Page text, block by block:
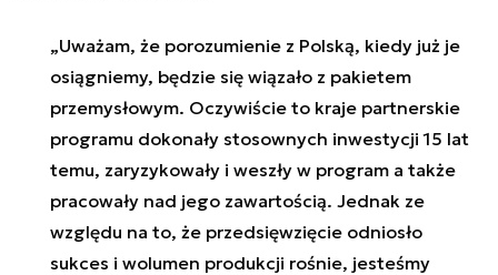
„Uważam, że porozumienie z Polską, kiedy już je
osiągniemy, będzie się wiązało z pakietem
przemysłowym. Oczywiście to kraje partnerskie
programu dokonały stosownych inwestycji 15 lat
temu, zaryzykowały i weszły w program a także
pracowały nad jego zawartością. Jednak ze
względu na to, że przedsięwzięcie odniosło
sukces i wolumen produkcji rośnie, jesteśmy